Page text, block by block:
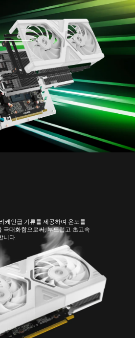
케인급 기류를 제공하여 온도를
극대화함으로써, 부드럽고 초고속
니다.